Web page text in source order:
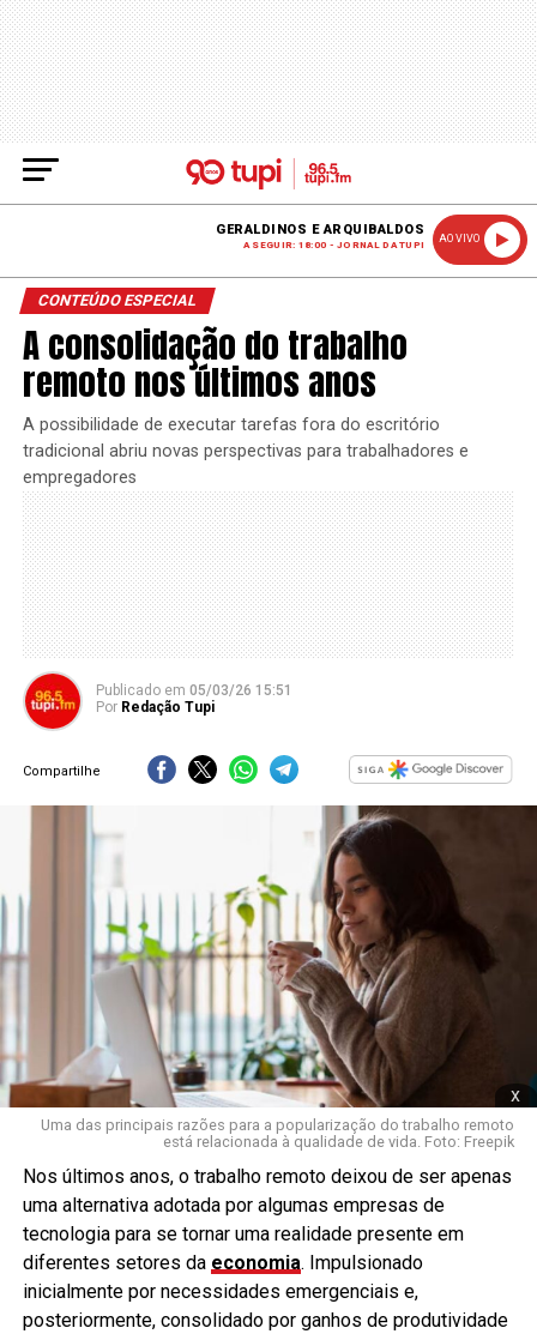
GERALDINOS E ARQUIBALDOS
A SEGUIR: 18:00 - JORNAL DA TUPI
AO VIVO
CONTEÚDO ESPECIAL
A consolidação do trabalho
remoto nos últimos anos
A possibilidade de executar tarefas fora do escritório
tradicional abriu novas perspectivas para trabalhadores e
empregadores
Publicado em 05/03/26 15:51
Por Redação Tupi
Compartilhe
x
Uma das principais razões para a popularização do trabalho remoto
está relacionada à qualidade de vida. Foto: Freepik
Nos últimos anos, o trabalho remoto deixou de ser apenas
uma alternativa adotada por algumas empresas de
tecnologia para se tornar uma realidade presente em
diferentes setores da economia. Impulsionado
inicialmente por necessidades emergenciais e,
posteriormente, consolidado por ganhos de produtividade